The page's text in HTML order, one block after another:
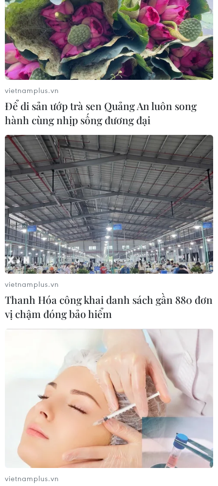
hiểm xã hội đối với người sử dụng lao động (doanh
nghiệp).
Người lao động sẽ “thiệt đơn, thiệt kép”
nếu nhận BHXH một lần
10/04/2022 11:14
Việc nhận bảo hiểm xã hội một lần có thể giải quyết
được một số khó khăn trước mắt, song người lao động
sẽ không có lương hưu khi về già, không được cấp thẻ
BHYT miễn phí để chăm sóc sức khỏe.
vietnamplus.vn
Để di sản ướp trà sen Quảng An luôn song
hành cùng nhịp sống đương đại
vietnamplus.vn
Thanh Hóa công khai danh sách gần 880 đơn
vị chậm đóng bảo hiểm
vietnamplus.vn